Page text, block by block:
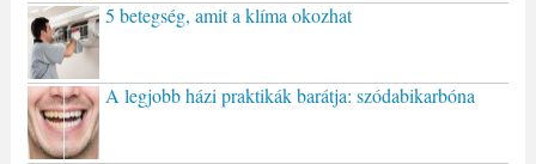
5 betegség, amit a klíma okozhat
A legjobb házi praktikák barátja: szódabikarbóna